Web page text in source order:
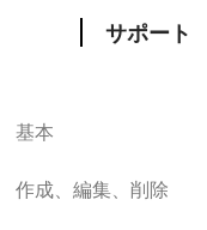
サポート
基本
作成、編集、削除